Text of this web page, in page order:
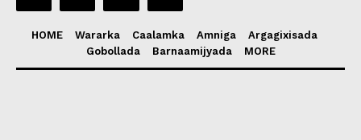
HOME Wararka Caalamka Amniga
Argagixisada
Gobollada
Barnaamijyada MORE